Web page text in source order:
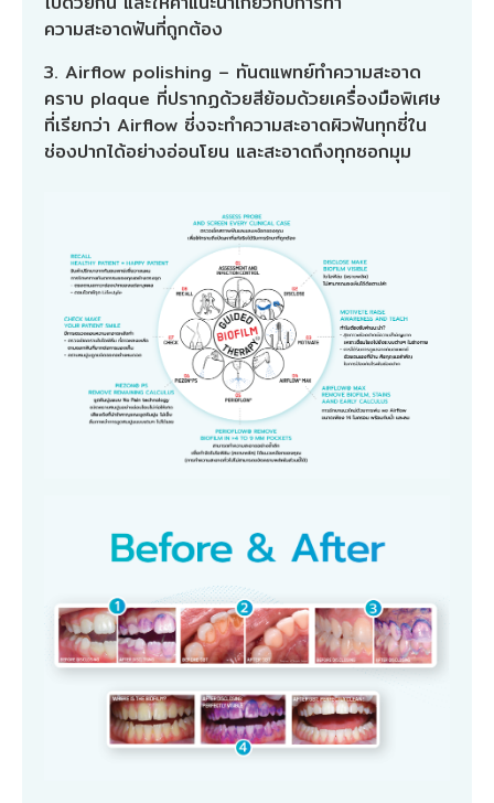
ความสะอาดฟันที่ถูกต้อง
3. Airflow polishing – ทันตแพทย์ทำความสะอาด
คราบ plaque ที่ปรากฏด้วยสีย้อมด้วยเครื่องมือพิเศษ
ที่เรียกว่า Airflow ซี่งจะทำความสะอาดผิวฟันทุกซี่ใน
ช่องปากได้อย่างอ่อนโยน และสะอาดถึงทุกซอกมุม